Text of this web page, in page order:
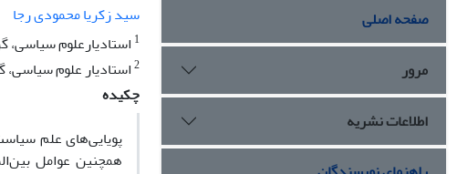
سید زکریا محمودی رجا
1 استادیارعلوم سیاسی،
2استادیار علوم
چکیده
پویایی‌های علم
همچنین عوامل
صفحه اصلی
مرور
اطلاعات نشریه